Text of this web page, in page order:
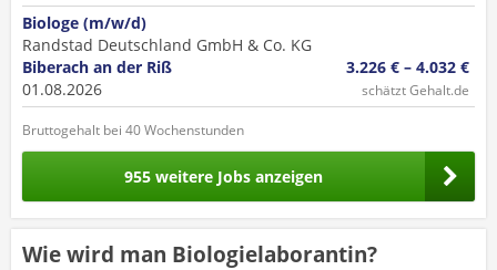
Biologe (m/w/d)
Randstad Deutschland GmbH & Co. KG
Biberach an der Riß
01.08.2026
3.226 € – 4.032 €
schätzt Gehalt.de
Bruttogehalt bei 40 Wochenstunden
955 weitere Jobs anzeigen
Wie wird man Biologielaborantin?